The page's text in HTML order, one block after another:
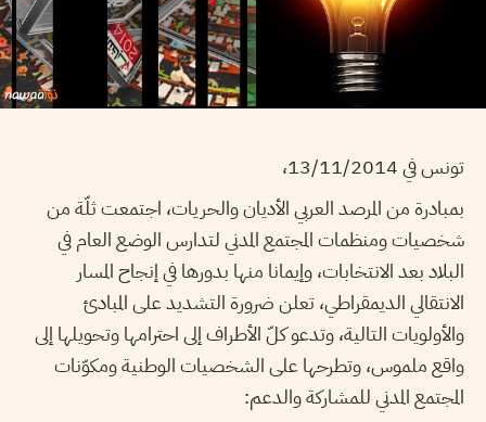
تونس في 13/11/2014،
بمبادرة من المرصد العربي الأديان والحريات، اجتمعت ثلّة من
شخصيات ومنظمات المجتمع المدني لتدارس الوضع العام في
البلاد بعد الانتخابات، وإيمانا منها بدورها في إنجاح المسار
الانتقالي الديمقراطي، تعلن ضرورة التشديد على المبادئ
والأولويات التالية، وتدعو كلّ الأطراف إلى احترامها وتحويلها إلى
واقع ملموس، وتطرحها على الشخصيات الوطنية ومكوّنات
المجتمع المدني للمشاركة والدعم: